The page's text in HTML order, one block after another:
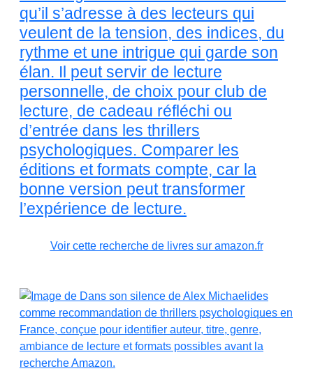
qu’il s’adresse à des lecteurs qui
veulent de la tension, des indices, du
rythme et une intrigue qui garde son
élan. Il peut servir de lecture
personnelle, de choix pour club de
lecture, de cadeau réfléchi ou
d’entrée dans les thrillers
psychologiques. Comparer les
éditions et formats compte, car la
bonne version peut transformer
l’expérience de lecture.
Voir cette recherche de livres sur amazon.fr